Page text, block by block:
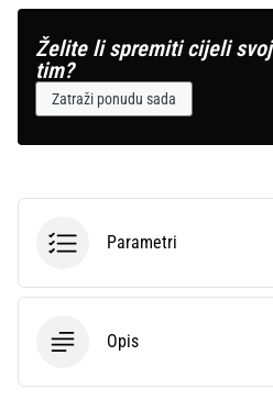
Želite li spremiti cijeli svoj
tim?
Zatraži ponudu sada
Parametri
Opis